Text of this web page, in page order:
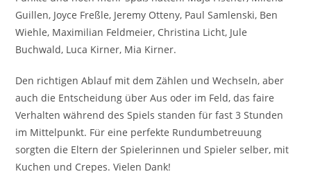
Guillen, Joyce Freßle, Jeremy Otteny, Paul Samlenski, Ben
Wiehle, Maximilian Feldmeier, Christina Licht, Jule
Buchwald, Luca Kirner, Mia Kirner.
Den richtigen Ablauf mit dem Zählen und Wechseln, aber
auch die Entscheidung über Aus oder im Feld, das faire
Verhalten während des Spiels standen für fast 3 Stunden
im Mittelpunkt. Für eine perfekte Rundumbetreuung
sorgten die Eltern der Spielerinnen und Spieler selber, mit
Kuchen und Crepes. Vielen Dank!